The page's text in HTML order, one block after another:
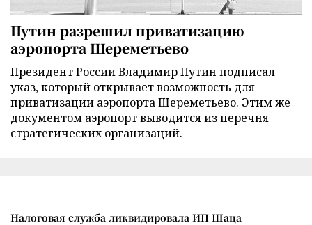
Путин разрешил приватизацию
аэропорта Шереметьево
Президент России Владимир Путин подписал
указ, который открывает возможность для
приватизации аэропорта Шереметьево. Этим же
документом аэропорт выводится из перечня
стратегических организаций.
Налоговая служба ликвидировала ИП Шаца